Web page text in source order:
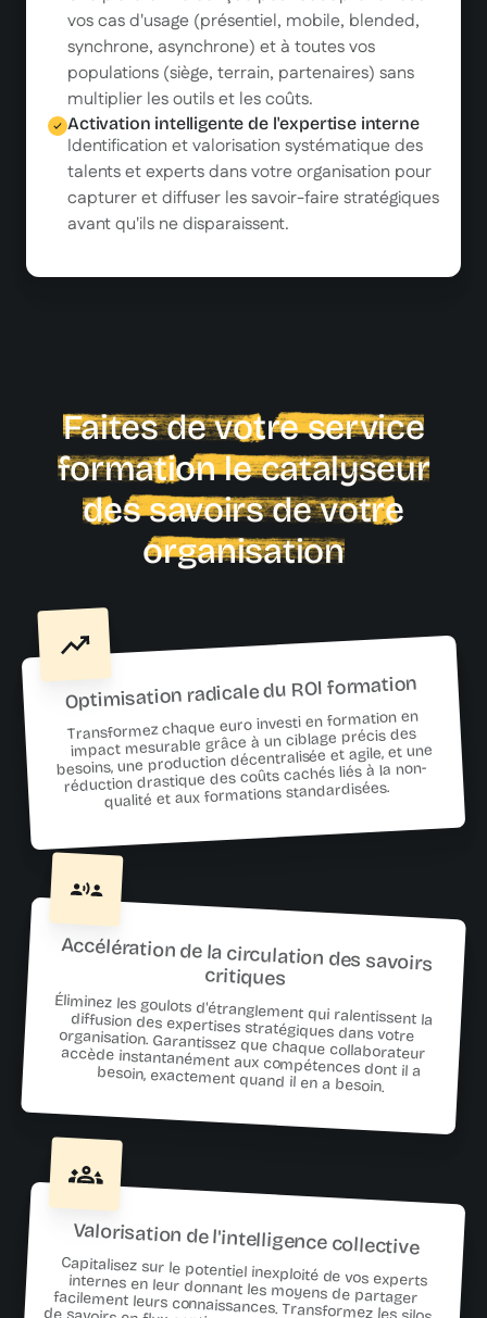
vos cas d'usage (présentiel, mobile, blended,
synchrone, asynchrone) et à toutes vos
populations (siège, terrain, partenaires) sans
multiplier les outils et les coûts.
Activation intelligente de l'expertise interne
Identification et valorisation systématique des
talents et experts dans votre organisation pour
capturer et diffuser les savoir-faire stratégiques
avant qu'ils ne disparaissent.
Faites de votre service
formation le catalyseur
des savoirs de votre
organisation
Optimisation radicale du ROI formation
Transformez chaque euro investi en formation en
impact mesurable grâce à un ciblage précis des
besoins, une production décentralisée et agile, et une
réduction drastique des coûts cachés liés à la non-
qualité et aux formations standardisées.
Accélération de la circulation des savoirs
critiques
Éliminez les goulots d'étranglement qui ralentissent la diffusion des expertises stratégiques dans votre organisation. Garantissez que chaque collaborateur accède instantanément aux compétences dont il a besoin, exactement quand il en a besoin.
Valorisation de l'intelligence collective
Capitalisez sur le potentiel inexploité de vos experts internes en leur donnant les moyens de partager facilement leurs connaissances. Transformez les silos
de savoirs en flux continus d'apprentissage qui irriguent